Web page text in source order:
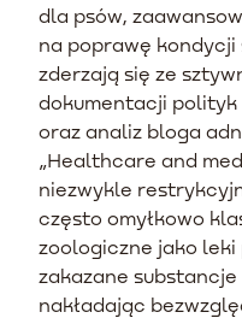
dla psów,
na poprawę
zderzają się ze
dokumentacji
oraz analiz bloga
„Healthcare and
niezwykle
często omyłkowo
zoologiczne jako
zakazane
nakładając